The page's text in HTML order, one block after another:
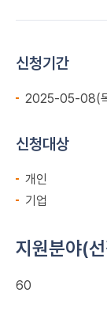
신청기간
2025-05-08(
신청대상
개인
기업
지원분야(
60